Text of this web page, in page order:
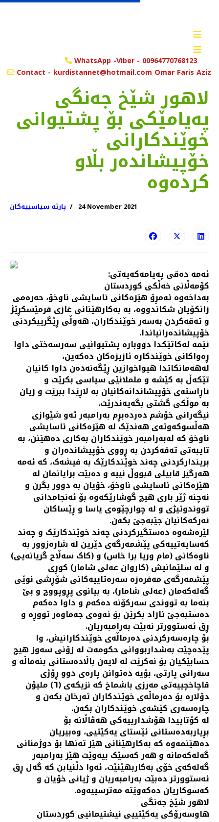
≡
≡
WhatsApp -Viber - 00964770768123
Contact - kurdistannet@hotmail.com Omar Faris Aziz
لاهور شێخ جەنگی
پەیامێکی بۆ پشتیوانی
خوێندکارانی
خۆپیشاندەر بڵاو
کردەوە
پارتە سیاسییەکان 24 November 2021
ئەمە دەقی پەیامەکەیەتی:
کۆمەڵانی خەڵکی کوردستان
بەداخەوە ئەمڕۆ هێزەکانی ئاسایشی ناوخۆ، حەرەمی
زانکۆیان شکاندووە، بە بەکارهێنانی غازی فرمێسکڕێژ
و تەقەکردن بەسەر خوێندکاران، هەوڵی ڕێگرییکردنی
خۆپیشاندەرانیاندا.
ئێمە لەکاتێکدا دووبارە پشتیوانیی سەرسەختی داوا
ڕەواکانی خوێندکارە ئازیزەکان دەکەین،
لەهەمانکاتدا هیواخوازین ڕێگەنەدەن داوا کانیان
تێکەڵ بە کێشە و ململانێی سیاسی بکرێت و
ئاڕاستەی خۆپیشاندانەکانیان بە لاڕێدا ببرێت و زیان
بە موڵکی گشتی بگەیەندرێت.
نیگەرانی خۆشم دەردەبڕم بەرامبەر ئەو شێوازی
هەڵسوکەوتەی هەندێک لە هێزەکانی ئاسایشی
ناوخۆ کە لەبەرامبەر خوێندکاران بەکاری دەهێنن، بە
تایبەتی تەقەکردن بە ڕووی خۆپیشاندەران و
بریندارکردنی چەند خوێندکارێک بە فیشەک، کە ئەمە
هەرگیز قابیلی قبووڵ نییە و دەبێت برایانمان لە
هێزەکانی ئاسایشی ناوخۆ، خۆیان بە دوور بگرن و
نەچنە ژێر باری هیچ گوشارێکەوە بۆ ئەنجامدانی
تووندوتیژی و لە چوارچێوەی یاسا و ڕێساکان
ئەرکەکانیان جێبەجێ بکەن.
لێرەشەوە دەستگیرکردنی چەند خوێندکارێک و چەند
کەسایەتییەکی پێشمەرگەی دێرین لە شارەزوور بە
ناوەکانی (مام وریا برا خاس) و (کاک سەڵاح گریانەیی)
و لە سلێمانیش (کاروان عەلی شامار) کوڕی
پێشمەرگەی مەفرەزە سەرەتاییەکانی شۆڕشی نوێی
گەلەکەمان (عەلی شامار)، بە بیانوی پڕوپووچ و بێ
بنەما بە تووندی سەرکۆنە دەکەم و داوا دەکەم
دەستبەجێ ئازاد بکرێن بۆ ئەوەی جەماوەر تووڕە و
ڕق ئەستوورتر نەبێت بەرامبەریان.
بۆ چارەسەرکردنی دەرماڵەی خوێندکارانیش، وا
پێدەچێت بەشداربووانی حکومەت لە زۆنی سەوز هیچ
حسابێکیان بۆ نەکرێت لە لایەن باڵادەستانی بنەماڵە و
سەرانی پارتی، بۆیە دەتوانن پارەی دوو ڕۆژی
قاچاخچییەتی مەرزی باشماخ کە نزیکەی (٦) ملیۆن
دۆلارە بۆ دەرماڵەی خوێندکاران تەرخان بکەن و
چارەسەری كێشەی خوێندکاران بکەن.
لە کۆتاییدا هۆشدارییەکی هەڤاڵانە بۆ
بڕیاربەدەستانی ئێستای یەکێتیی، وەبیریان
دەهێنمەوە کە بەکارهێنانی هێز تەنها بۆ دوژمنانی
گەلەکەمانە و هەر کەسێک بیەوێت هێز بەرامبەر
گەلەکەی خۆی بەکاربهێنێت، ئەوا دڵنیابن کە گەل ڕق
ئەستوورتر دەبێت بەرامبەریان و ژیانی خۆیان و
کەسوکاریان دەکەوێتە مەترسییەوە.
لاهور شێخ جەنگی
هاوسەرۆکی یەکێتییی نیشتیمانیی کوردستان